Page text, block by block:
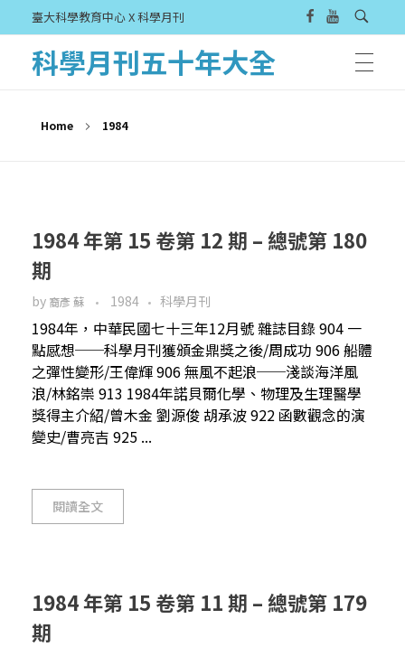
臺大科學教育中心 X 科學月刊
科學月刊五十年大全
Home 1984
1984 年第 15 卷第 12 期 – 總號第 180
期
by 裔彥 蘇 1984 科學月刊
1984年，中華民國七十三年12月號 雜誌目錄 904 一
點感想──科學月刊獲頒金鼎獎之後/周成功 906 船體
之彈性變形/王偉輝 906 無風不起浪──淺談海洋風
浪/林銘崇 913 1984年諾貝爾化學、物理及生理醫學
獎得主介紹/曾木金 劉源俊 胡承波 922 函數觀念的演
變史/曹亮吉 925 ...
閱讀全文
1984 年第 15 卷第 11 期 – 總號第 179
期